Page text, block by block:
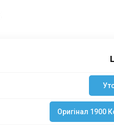
Оригінал 1900